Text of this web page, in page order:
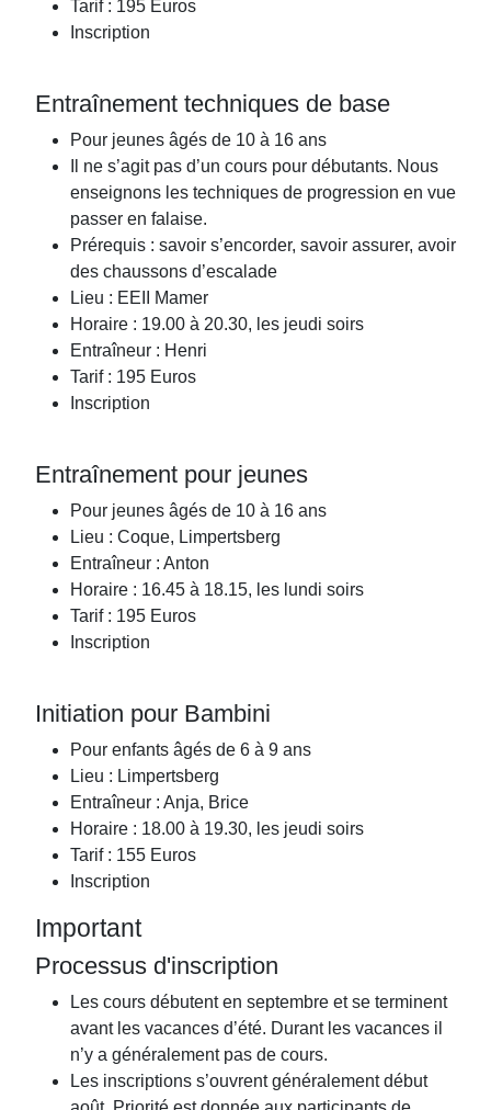
Tarif : 195 Euros
Inscription
Entraînement techniques de base
Pour jeunes âgés de 10 à 16 ans
Il ne s’agit pas d’un cours pour débutants. Nous
enseignons les techniques de progression en vue
passer en falaise.
Prérequis : savoir s’encorder, savoir assurer, avoir
des chaussons d’escalade
Lieu : EEII Mamer
Horaire : 19.00 à 20.30, les jeudi soirs
Entraîneur : Henri
Tarif : 195 Euros
Inscription
Entraînement pour jeunes
Pour jeunes âgés de 10 à 16 ans
Lieu : Coque, Limpertsberg
Entraîneur : Anton
Horaire : 16.45 à 18.15, les lundi soirs
Tarif : 195 Euros
Inscription
Initiation pour Bambini
Pour enfants âgés de 6 à 9 ans
Lieu : Limpertsberg
Entraîneur : Anja, Brice
Horaire : 18.00 à 19.30, les jeudi soirs
Tarif : 155 Euros
Inscription
Important
Processus d'inscription
Les cours débutent en septembre et se terminent
avant les vacances d’été. Durant les vacances il
n’y a généralement pas de cours.
Les inscriptions s’ouvrent généralement début